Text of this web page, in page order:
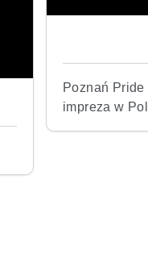
Poznań
impreza w